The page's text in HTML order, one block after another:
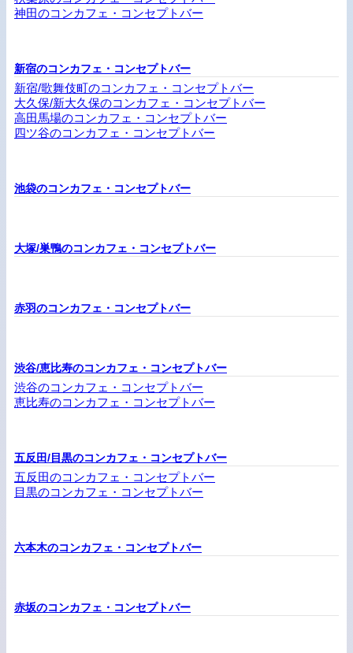
神田のコンカフェ・コンセプトバー
新宿のコンカフェ・コンセプトバー
新宿/歌舞伎町のコンカフェ・コンセプトバー
大久保/新大久保のコンカフェ・コンセプトバー
高田馬場のコンカフェ・コンセプトバー
四ツ谷のコンカフェ・コンセプトバー
池袋のコンカフェ・コンセプトバー
大塚/巣鴨のコンカフェ・コンセプトバー
赤羽のコンカフェ・コンセプトバー
渋谷/恵比寿のコンカフェ・コンセプトバー
渋谷のコンカフェ・コンセプトバー
恵比寿のコンカフェ・コンセプトバー
五反田/目黒のコンカフェ・コンセプトバー
五反田のコンカフェ・コンセプトバー
目黒のコンカフェ・コンセプトバー
六本木のコンカフェ・コンセプトバー
赤坂のコンカフェ・コンセプトバー